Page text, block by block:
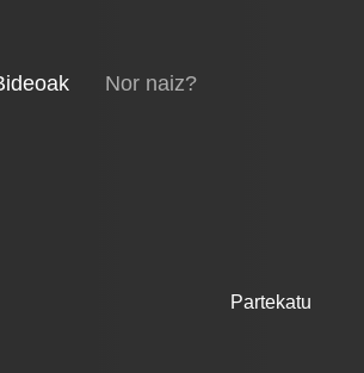
(current)
Nor naiz?
Partekatu